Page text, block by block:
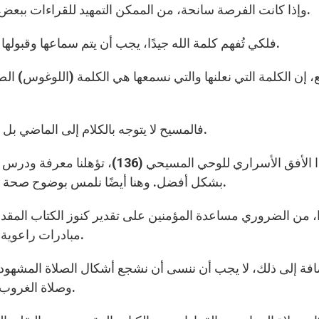
وإذا كانت الفرصة سانحة، من الممكن التمهيد للقراءات ببعض الكلمات لمساعدة المؤمنين على وعيها بشكل متجدد.
فلكي تُفهم كلمة الله جيدًا، يجب أن يتم سماعها وقبولها بروح كنسي ووعيٍ لارتباطها الصميم بسر الافخارستيا.
فالمسيح لا يتوجه بالكلام إلى الماضي بل إلى حاضرنا، تمامًا كما هو موجود في العمل الليتورجي.
في هذا الأفق الأسراري للوحي
بشكل أفضل. وهنا أيضًا نلمس بوضوح صحة القول: “جهل الكتب المقدسة هو جهل المسيح” (137).
من الضروري مساعدة المؤمنين على تقدير كنوز الكتاب
مبادرات راعوية، واحتفالات بالكلمة والقراءة المصلية (القراءة الإلهية).
إلى ذلك، لا يجب أن ننسى أن نشجع أشكال الصلاة المشهود
وصلاة الغروب، وصلاة الستار، وسهرات الصلاة عشية الأعياد الكبرى.